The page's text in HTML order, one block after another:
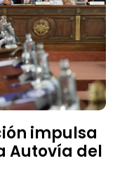
impulsa
Autovía del